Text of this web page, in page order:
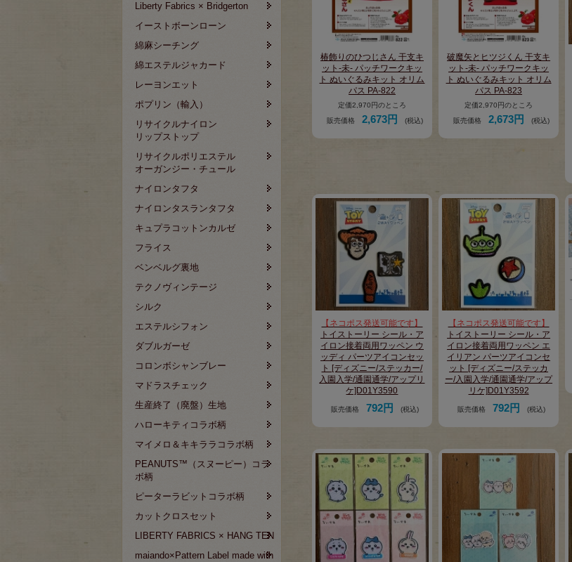
Liberty Fabrics × Bridgerton
イーストボーンローン
綿麻シーチング
綿エステルジャカード
レーヨンエット
ポプリン（輸入）
リサイクルナイロン
リップストップ
リサイクルポリエステル
オーガンジー・チュール
ナイロンタフタ
ナイロンタスランタフタ
キュプラコットンカルゼ
フライス
ベンベルグ裏地
テクノヴィンテージ
シルク
エステルシフォン
ダブルガーゼ
コロンボシャンブレー
マドラスチェック
生産終了（廃盤）生地
ハローキティコラボ柄
マイメロ＆キキララコラボ柄
PEANUTS™（スヌーピー）コラ
ボ柄
ピーターラビットコラボ柄
カットクロスセット
LIBERTY FABRICS × HANG TEN
maiando×Pattern Label made with
椿飾りのひつじさん 干支キ
ット-未- パッチワークキッ
ト ぬいぐるみキット オリム
パス PA-822
定価2,970円のところ
販売価格
2,673円 (税込)
破魔矢とヒツジくん 干支キ
ット-未- パッチワークキッ
ト ぬいぐるみキット オリム
パス PA-823
定価2,970円のところ
販売価格
2,673円 (税込)
【ネコポス発送可能です】
トイストーリー シール・ア
イロン接着両用ワッペン ウ
ッディ パーツアイコンセッ
ト [ディズニー/ステッカー/
入園入学/通園通学/アップリ
ケ]D01Y3590
販売価格 792円 (税込)
【ネコポス発送可能です】
トイストーリー シール・ア
イロン接着両用ワッペン エ
イリアン パーツアイコンセ
ット [ディズニー/ステッカ
ー/入園入学/通園通学/アップ
リケ]D01Y3592
販売価格 792円 (税込)